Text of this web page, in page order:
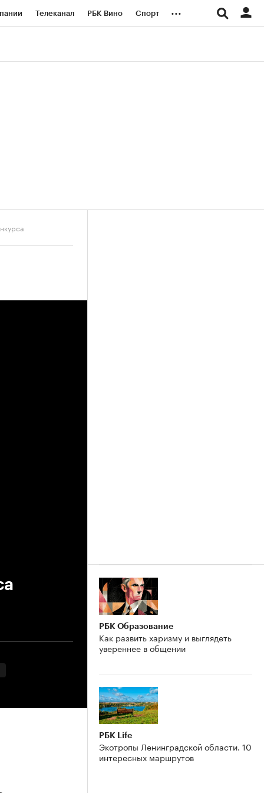
Телеканал РБК Вино Спорт ...
РБК Образование
Как развить харизму и выглядеть
увереннее в общении
РБК Life
Экотропы Ленинградской области. 10
интересных маршрутов